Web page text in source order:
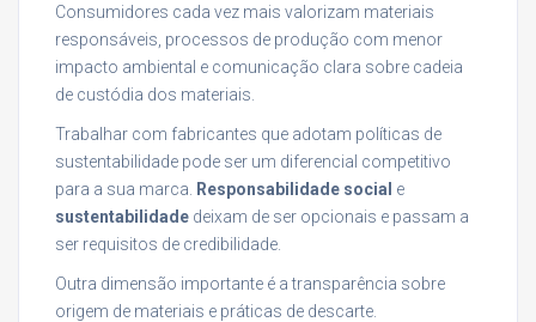
Consumidores cada vez mais valorizam materiais
responsáveis, processos de produção com menor
impacto ambiental e comunicação clara sobre cadeia
de custódia dos materiais.
Trabalhar com fabricantes que adotam políticas de
sustentabilidade pode ser um diferencial competitivo
para a sua marca.
Responsabilidade social e
sustentabilidade deixam de ser opcionais e passam a
ser requisitos de credibilidade.
Outra dimensão importante é a transparência sobre
origem de materiais e práticas de descarte.